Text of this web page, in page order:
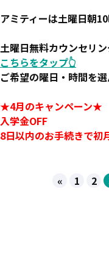
アミティーは土曜日朝
土曜日無料カウンセリ
こちらをタップ👆
ご希望の曜日・時間を
★4月のキャンペーン★
入学金OFF
8日以内のお手続きで初
« 1 2